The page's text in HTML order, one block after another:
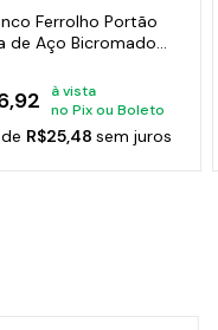
Ferrolho Portão
de Aço Bicromado
à vista
no Pix ou Boleto
R$25,48 sem juros